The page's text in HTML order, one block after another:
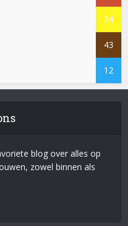
24
43
12
blog over alles op
zowel binnen als